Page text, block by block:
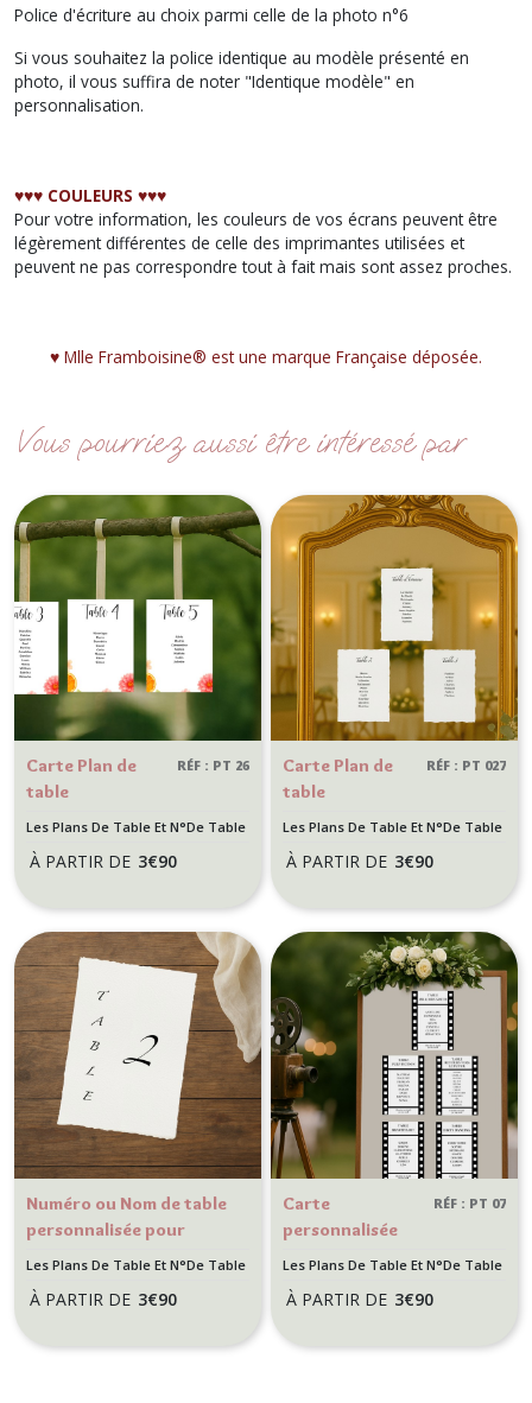
Police d'écriture au choix parmi celle de la photo n°6
Si vous souhaitez la police identique au modèle présenté en
photo, il vous suffira de noter "Identique modèle" en
personnalisation.
♥︎♥︎♥︎ COULEURS ♥︎♥︎♥︎
Pour votre information, les couleurs de vos écrans peuvent être
légèrement différentes de celle des imprimantes utilisées et
peuvent ne pas correspondre tout à fait mais sont assez proches.
♥︎ Mlle Framboisine® est une marque Française déposée.
Vous pourriez aussi être intéressé par
Carte Plan de
table
personnalisée -
Mariage Floral,
fleurs colorées
RÉF : PT 26
Les Plans De Table Et N°De Table
À PARTIR DE 3€90
Carte Plan de
table
personnalisée -
élégant -
effet déchiré
RÉF : PT 027
Les Plans De Table Et N°De Table
À PARTIR DE 3€90
Numéro ou Nom de table
personnalisée pour
mariage chic et élégant
Contours effet déchiré
Les Plans De Table Et N°De Table
À PARTIR DE 3€90
Carte
personnalisée
avec Noms de
invités pour
RÉF : PT 07
Les Plans De Table Et N°De Table
À PARTIR DE 3€90